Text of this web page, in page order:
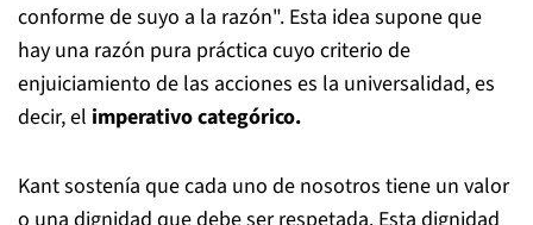
conforme de suyo a la razón". Esta idea supone que
hay una razón pura práctica cuyo criterio de
enjuiciamiento de las acciones es la universalidad, es
decir, el imperativo categórico.
Kant sostenía que cada uno de nosotros tiene un valor